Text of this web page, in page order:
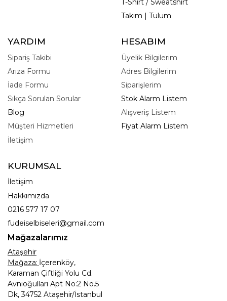
T-Shirt / Sweatshirt
Takım | Tulum
YARDIM
Sipariş Takibi
Arıza Formu
İade Formu
Sıkça Sorulan Sorular
Blog
Müşteri Hizmetleri
İletişim
HESABIM
Üyelik Bilgilerim
Adres Bilgilerim
Siparişlerim
Stok Alarm Listem
Alışveriş Listem
Fiyat Alarm Listem
KURUMSAL
İletişim
Hakkımızda
0216 577 17 07
fudeiselbiseleri@gmail.com
Mağazalarımız
Ataşehir
Mağaza: İçerenköy,
Karaman Çiftliği Yolu Cd.
Avnioğulları Apt No:2 No.5
Dk, 34752 Ataşehir/İstanbul